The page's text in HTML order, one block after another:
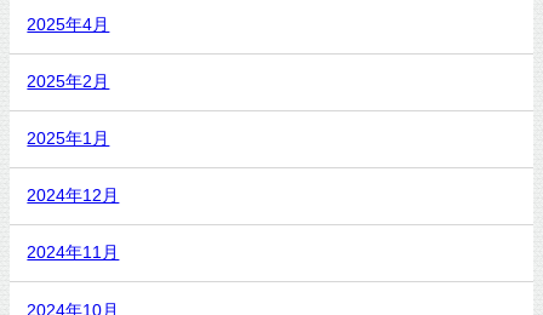
2025年4月
2025年2月
2025年1月
2024年12月
2024年11月
2024年10月